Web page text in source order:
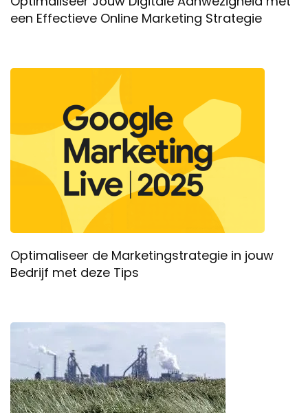
een Effectieve Online Marketing Strategie
Optimaliseer de Marketingstrategie in jouw
Bedrijf met deze Tips